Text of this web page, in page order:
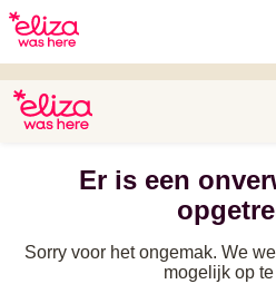
Er is een
Sorry voor het ongemak. We
mogelijk op